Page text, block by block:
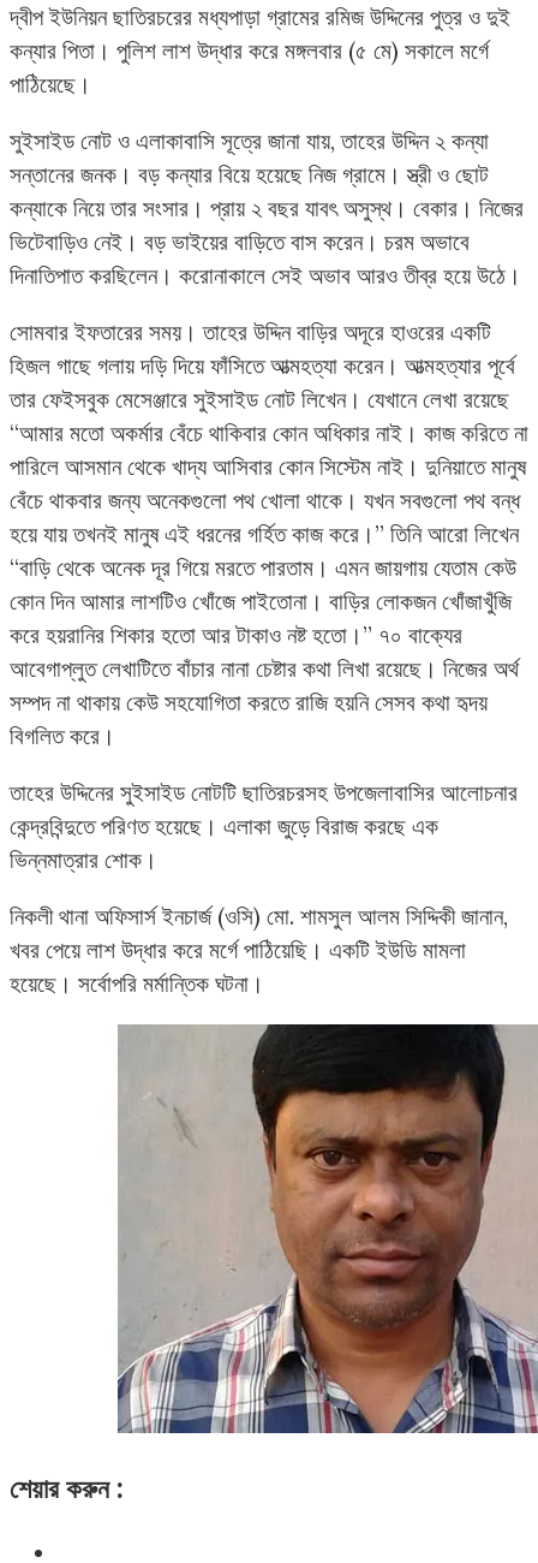
দ্বীপ ইউনিয়ন ছাতিরচরের মধ্যপাড়া গ্রামের রমিজ উদ্দিনের পুত্র ও দুই
কন্যার পিতা। পুলিশ লাশ উদ্ধার করে মঙ্গলবার (৫ মে) সকালে মর্গে
পাঠিয়েছে।
সুইসাইড নোট ও এলাকাবাসি সূত্রে জানা যায়, তাহের উদ্দিন ২ কন্যা
সন্তানের জনক। বড় কন্যার বিয়ে হয়েছে নিজ গ্রামে। স্ত্রী ও ছোট
কন্যাকে নিয়ে তার সংসার। প্রায় ২ বছর যাবৎ অসুস্থ। বেকার। নিজের
ভিটেবাড়িও নেই। বড় ভাইয়ের বাড়িতে বাস করেন। চরম অভাবে
দিনাতিপাত করছিলেন। করোনাকালে সেই অভাব আরও তীব্র হয়ে উঠে।
সোমবার ইফতারের সময়। তাহের উদ্দিন বাড়ির অদূরে হাওরের একটি
হিজল গাছে গলায় দড়ি দিয়ে ফাঁসিতে আত্মহত্যা করেন। আত্মহত্যার পূর্বে
তার ফেইসবুক মেসেঞ্জারে সুইসাইড নোট লিখেন। যেখানে লেখা রয়েছে
“আমার মতো অকর্মার বেঁচে থাকিবার কোন অধিকার নাই। কাজ করিতে না
পারিলে আসমান থেকে খাদ্য আসিবার কোন সিস্টেম নাই। দুনিয়াতে মানুষ
বেঁচে থাকবার জন্য অনেকগুলো পথ খোলা থাকে। যখন সবগুলো পথ বন্ধ
হয়ে যায় তখনই মানুষ এই ধরনের গর্হিত কাজ করে।” তিনি আরো লিখেন
“বাড়ি থেকে অনেক দূর গিয়ে মরতে পারতাম। এমন জায়গায় যেতাম কেউ
কোন দিন আমার লাশটিও খোঁজে পাইতোনা। বাড়ির লোকজন খোঁজাখুঁজি
করে হয়রানির শিকার হতো আর টাকাও নষ্ট হতো।” ৭০ বাক্যের
আবেগাপ্লুত লেখাটিতে বাঁচার নানা চেষ্টার কথা লিখা রয়েছে। নিজের অর্থ
সম্পদ না থাকায় কেউ সহযোগিতা করতে রাজি হয়নি সেসব কথা হৃদয়
বিগলিত করে।
তাহের উদ্দিনের সুইসাইড নোটটি ছাতিরচরসহ উপজেলাবাসির আলোচনার
কেন্দ্রবিন্দুতে পরিণত হয়েছে। এলাকা জুড়ে বিরাজ করছে এক
ভিন্নমাত্রার শোক।
নিকলী থানা অফিসার্স ইনচার্জ (ওসি) মো. শামসুল আলম সিদ্দিকী জানান,
খবর পেয়ে লাশ উদ্ধার করে মর্গে পাঠিয়েছি। একটি ইউডি মামলা
হয়েছে। সর্বোপরি মর্মান্তিক ঘটনা।
শেয়ার করুন :